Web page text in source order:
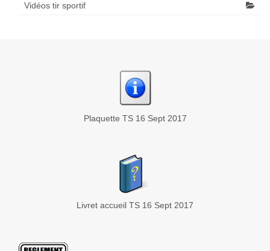
Vidéos tir sportif
Plaquette TS 16 Sept 2017
Livret accueil TS 16 Sept 2017